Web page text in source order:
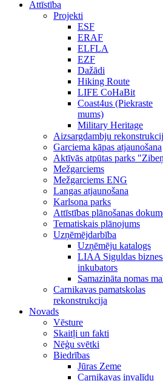
Attīstība
Projekti
ESF
ERAF
ELFLA
EZF
Dažādi
Hiking Route
LIFE CoHaBit
Coast4us (Piekraste
mums)
Military Heritage
Aizsargdambju
Garciema kāpas atjaunošana
Aktīvās atpūtas parks
Mežgarciems
Mežgarciems ENG
Langas atjaunošana
Karlsona parks
Attīstības plānošanas
Tematiskais plānojums
Uzņēmējdarbība
Uzņēmēju katalogs
LIAA Siguldas
inkubators
Samazināta nomas
Carnikavas pamatskolas
rekonstrukcija
Novads
Vēsture
Skaitļi un fakti
Nēģu svētki
Biedrības
Jūras Zeme
Carnikavas invalīdu